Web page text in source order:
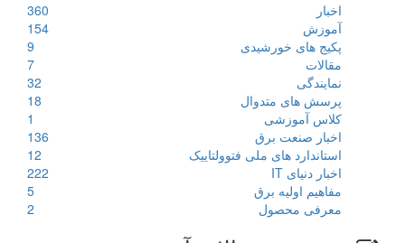
اخبار
360
آموزش
154
پکیج های خورشیدی
9
مقالات
7
نمایندگی
32
پرسش های متدوال
18
کلاس آموزشی
1
اخبار صنعت برق
136
استاندارد های ملی فتوولتاییک
12
اخبار دنیای IT
222
مفاهیم اولیه برق
5
معرفی محصول
2